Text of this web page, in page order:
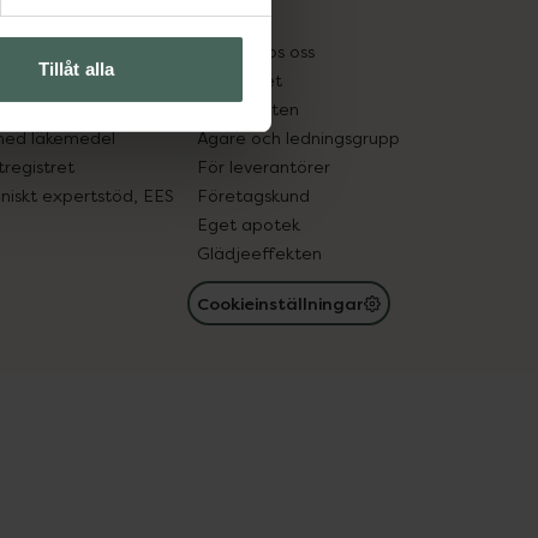
Tillåt alla
in gammal medicin
läkemedel
expertstöd, EES
Pressrum
Jobba hos oss
Hållbarhet
Samarbeten
Ägare och ledningsgrupp
För leverantörer
Företagskund
Eget apotek
Glädjeeffekten
Cookieinställningar